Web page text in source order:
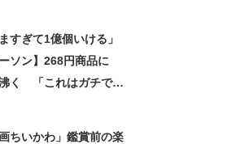
ますぎて1億個いける」
ーソン】268円商品に
く 「これはガチで美
画ちいかわ」鑑賞前の楽